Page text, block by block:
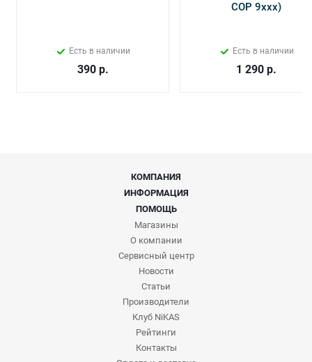
Есть в наличии
390р.
СОР 9ххх)
Есть в наличии
1 290 р.
КОМПАНИЯ
ИНФОРМАЦИЯ
ПОМОЩЬ
Магазины
О компании
Сервисный центр
Новости
Статьи
Производители
Клуб NiKAS
Рейтинги
Контакты